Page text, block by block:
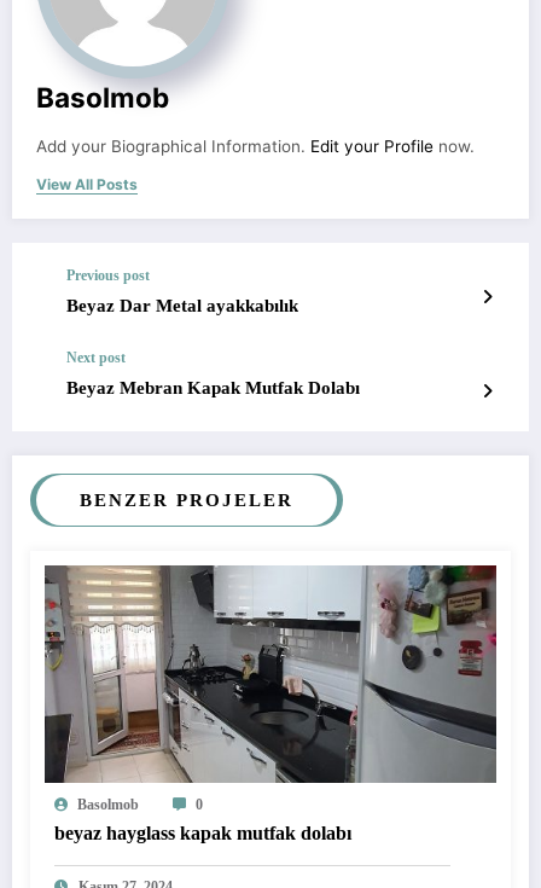
Basolmob
Add your Biographical Information. Edit your Profile now.
View All Posts
Previous post
Beyaz Dar Metal ayakkabılık
Next post
Beyaz Mebran Kapak Mutfak Dolabı
BENZER PROJELER
Basolmob 0
beyaz hayglass kapak mutfak dolabı